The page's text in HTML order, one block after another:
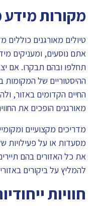
מקורות מידע
טיולים מאורגנים כוללים
אתם נוסעים, ומעניקים
תחלפו ובהם תבקרו. אם
ההיסטוריים של המקומות
החיים הקדומים באזור,
מאורגנים הופכים את
מדריכים מקצועיים
מסעדות או על פעילויות
את כל האזורים בהם
להמליץ על ביקורים
חוויות